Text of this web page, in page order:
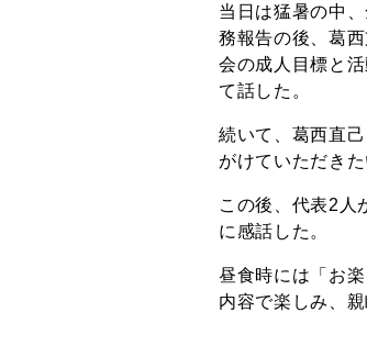
当日は猛暑の中
務報告の後、葛
会の成人目標と
て話した。
続いて、葛西直
がけていただき
この後、代表2
に感話した。
昼食時には「お
内容で楽しみ、親